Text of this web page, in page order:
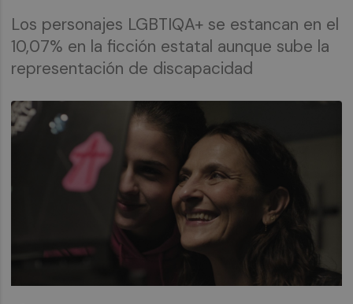
Los personajes LGBTIQA+ se estancan en el
10,07% en la ficción estatal aunque sube la
representación de discapacidad